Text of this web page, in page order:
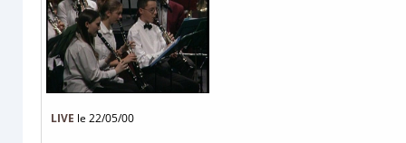
LIVE le 22/05/00